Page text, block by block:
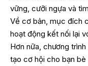
vững, cưỡi ngựa và
Về cơ bản, mục đích
hoạt động kết nối lại
Hơn nữa, chương
tạo cơ hội cho bạn bè